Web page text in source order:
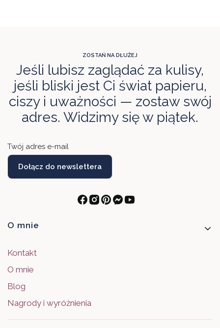
ZOSTAŃ NA DŁUŻEJ
Jeśli lubisz zaglądać za kulisy,
jeśli bliski jest Ci świat papieru,
ciszy i uważności — zostaw swój
adres. Widzimy się w piątek.
Twój adres e-mail
Dołącz do newslettera
Linki w stopce
O mnie
Kontakt
O mnie
Blog
Nagrody i wyróżnienia